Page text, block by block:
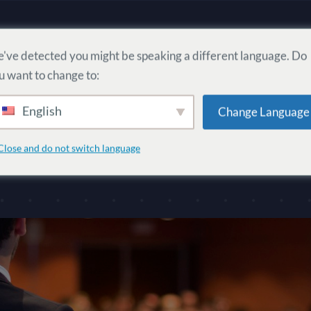
o DISEO
detected you might be speaking a different language. Do
want to change to:
English Change Language
and do not switch language